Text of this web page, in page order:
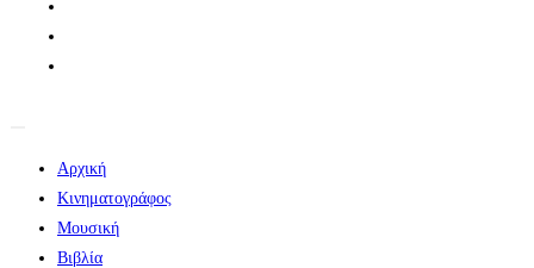
Αρχική
Κινηματογράφος
Μουσική
Βιβλία